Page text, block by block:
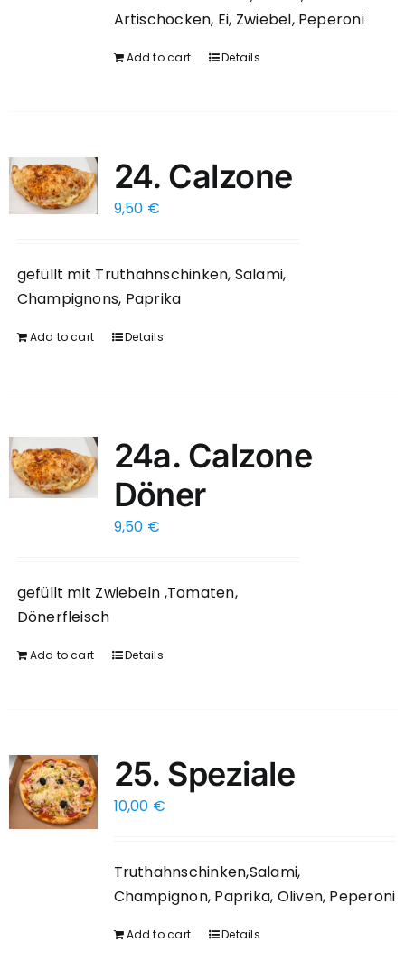
Artischocken, Ei, Zwiebel, Peperoni
Add to cart Details
24. Calzone
9,50 €
gefüllt mit Truthahnschinken, Salami,
Champignons, Paprika
Add to cart Details
24a. Calzone
Döner
9,50 €
gefüllt mit Zwiebeln ,Tomaten,
Dönerfleisch
Add to cart Details
25. Speziale
10,00 €
Truthahnschinken,Salami,
Champignon, Paprika, Oliven, Peperoni
Add to cart Details